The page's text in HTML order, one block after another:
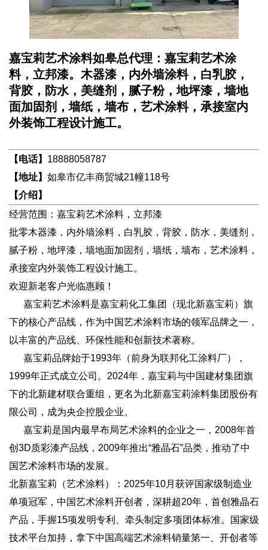
嘉宝莉艺术涂料如皋总代理：嘉宝莉艺术涂
料，立邦漆。木器漆，内外墙涂料，白乳胶，
背胶，防水，美缝剂，腻子粉，地坪漆，墙地
面加固剂，墙纸，墙布，艺术涂料，承接室内
外装饰工程设计施工。
【电话】 18888058787
【地址】 如皋市亿丰商贸城21幢118号
【介绍】
经营范围：嘉宝莉艺术涂料，立邦漆
批零木器漆，内外墙涂料，白乳胶，背胶，防水，美缝剂，
腻子粉，地坪漆，墙地面加固剂，墙纸，墙布，艺术涂料，
承接室内外装饰工程设计施工。
欢迎新老客户光临惠顾！
‌ 嘉宝莉艺术涂料是嘉宝莉化工集团（现北新嘉宝莉）旗
下的核心产品线，作为中国艺术涂料市场的领军品牌之一，
以丰富的产品线、环保性能和创新技术著称‌。‌‌‌
‌ 嘉宝莉品牌始于1993年（前身为联邦化工涂料厂），
1999年正式成立公司。2024年，嘉宝莉与中国建材集团旗
下的北新建材联合重组，更名为北新嘉宝莉涂料集团股份有
限公司，成为央企控股企业。‌‌
‌ 嘉宝莉是国内最早布局艺术涂料的企业之一，2008年首
创3D质彩漆产品线，2009年推出“雅晶石”品类，推动了中
国艺术涂料市场的发展。
北新嘉宝莉（艺术涂料）：2025年10月获评国家级制造业
单项冠军，中国艺术涂料开创者，深耕超20年，首创雅晶石
产品，手握15项发明专利、牵头制定多项团体标准。国家级
技术平台加持，拿下中国高端艺术涂料销量第一、开创者等